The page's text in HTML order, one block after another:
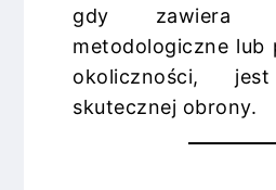
gdy zawiera
metodologiczne lub
okoliczności,
skutecznej obrony.